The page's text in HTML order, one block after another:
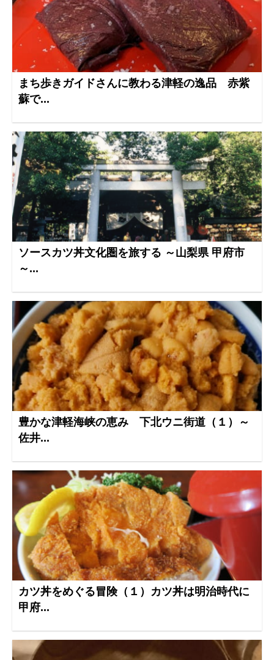
まち歩きガイドさんに教わる津軽の逸品 赤紫
蘇で...
ソースカツ丼文化圏を旅する ～山梨県 甲府市
～...
豊かな津軽海峡の恵み 下北ウニ街道（１）～
佐井...
カツ丼をめぐる冒険（１）カツ丼は明治時代に
甲府...